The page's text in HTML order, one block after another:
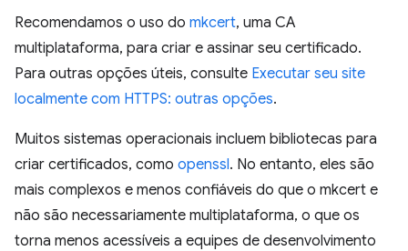
Recomendamos o uso do mkcert, uma CA
multiplataforma, para criar e assinar seu certificado.
Para outras opções úteis, consulte Executar seu site
localmente com HTTPS: outras opções.
Muitos sistemas operacionais incluem bibliotecas para
criar certificados, como openssl. No entanto, eles são
mais complexos e menos confiáveis do que o mkcert e
não são necessariamente multiplataforma, o que os
torna menos acessíveis a equipes de desenvolvimento